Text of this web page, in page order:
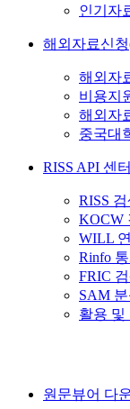
인기자
해외자료신
해외자
비용지
해외자
중국대
RISS API 센터
RISS
KOCW
WILL
Rinfo
FRIC
SAM
활용 및
원문뷰어 다